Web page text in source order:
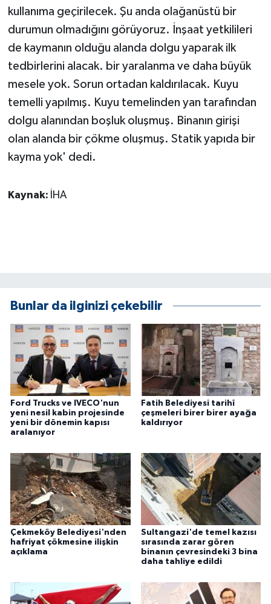
kullanıma geçirilecek. Şu anda olağanüstü bir
durumun olmadığını görüyoruz. İnşaat yetkilileri
de kaymanın olduğu alanda dolgu yaparak ilk
tedbirlerini alacak. bir yaralanma ve daha büyük
mesele yok. Sorun ortadan kaldırılacak. Kuyu
temelli yapılmış. Kuyu temelinden yan tarafından
dolgu alanından boşluk oluşmuş. Binanın girişi
olan alanda bir çökme oluşmuş. Statik yapıda bir
kayma yok' dedi.
Kaynak: İHA
Bunlar da ilginizi çekebilir
Ford Trucks ve IVECO'nun
yeni nesil kabin projesinde
yeni bir dönemin kapısı
aralanıyor
Fatih Belediyesi tarihî
çeşmeleri birer birer ayağa
kaldırıyor
Çekmeköy Belediyesi'nden
hafriyat çökmesine ilişkin
açıklama
Sultangazi'de temel kazısı
sırasında zarar gören
binanın çevresindeki 3 bina
daha tahliye edildi